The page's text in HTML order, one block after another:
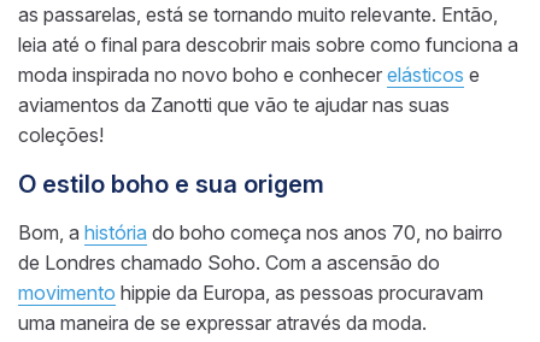
as passarelas, está se tornando muito relevante. Então,
leia até o final para descobrir mais sobre como funciona a
moda inspirada no novo boho e conhecer elásticos e
aviamentos da Zanotti que vão te ajudar nas suas
coleções!
O estilo boho e sua origem
Bom, a história do boho começa nos anos 70, no bairro
de Londres chamado Soho. Com a ascensão do
movimento hippie da Europa, as pessoas procuravam
uma maneira de se expressar através da moda.